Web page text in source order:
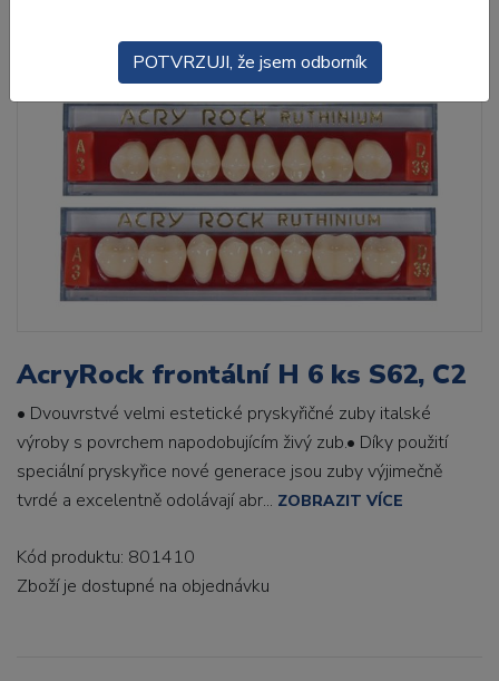
AcryRock frontální H 6 ks S62, C2
• Dvouvrstvé velmi estetické pryskyřičné zuby italské
výroby s povrchem napodobujícím živý zub.• Díky použití
speciální pryskyřice nové generace jsou zuby výjimečně
tvrdé a excelentně odolávají abr... ZOBRAZIT VÍCE
Kód produktu: 801410
Zboží je dostupné na objednávku
POTVRZUJI, že jsem odborník